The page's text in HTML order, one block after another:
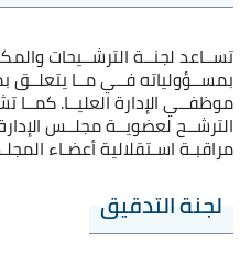
تســاعد لجنــة الترشــيحات
بمســؤولياته فــي مــا
موظفــي الإدارة العليــا. كمــا
الترشــح لعضويــة مجلــس
مراقبـة اسـتقلالية أعضـاء
لجنة التدقيق